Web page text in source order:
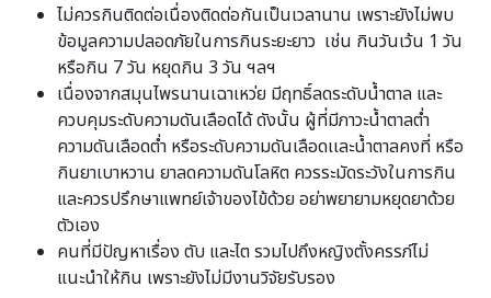
ไม่ควรกินติดต่อเนื่องติดต่อกันเป็นเวลานาน เพราะยังไม่พบ
ข้อมูลความปลอดภัยในการกินระยะยาว เช่น กินวันเว้น 1 วัน
หรือกิน 7 วัน หยุดกิน 3 วัน ฯลฯ
เนื่องจากสมุนไพรนานเฉาเหว่ย มีฤทธิ์ลดระดับน้ำตาล และ
ควบคุมระดับความดันเลือดได้ ดังนั้น ผู้ที่มีภาวะน้ำตาลต่ำ
ความดันเลือดต่ำ หรือระดับความดันเลือดเเละน้ำตาลคงที่ หรือ
กินยาเบาหวาน ยาลดความดันโลหิต ควรระมัดระวังในการกิน
และควรปรึกษาแพทย์เจ้าของไข้ด้วย อย่าพยายามหยุดยาด้วย
ตัวเอง
คนที่มีปัญหาเรื่อง ตับ และไต รวมไปถึงหญิงตั้งครรภ์ไม่
แนะนำให้กิน เพราะยังไม่มีงานวิจัยรับรอง